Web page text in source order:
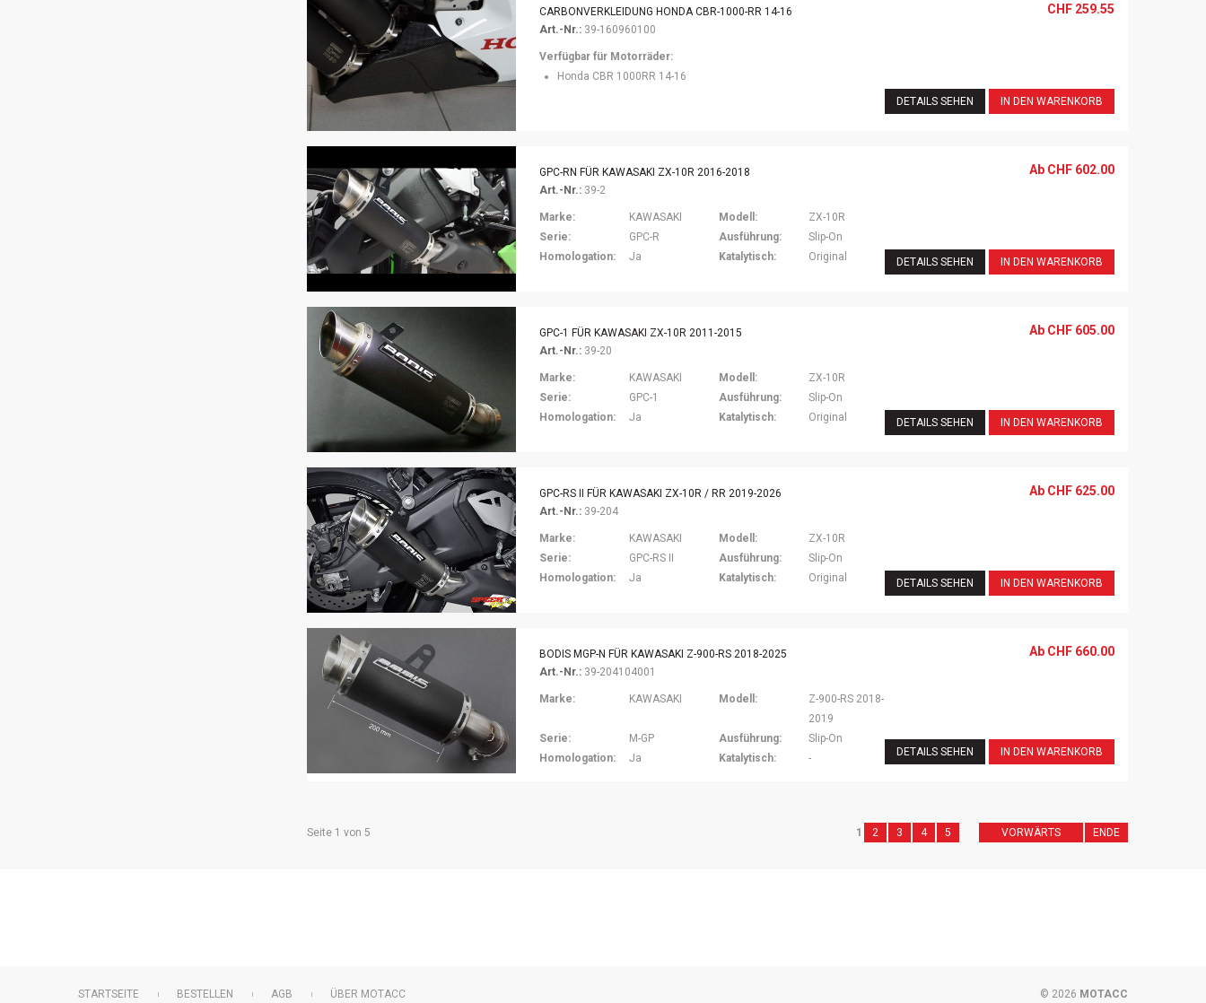
CARBONVERKLEIDUNG HONDA CBR-1000-RR 14-16
Art.-Nr.: 39-160960100
CHF 259.55
Verfügbar für Motorräder:
Honda CBR 1000RR 14-16
DETAILS SEHEN
IN DEN WARENKORB
GPC-RN FÜR KAWASAKI ZX-10R 2016-2018
Art.-Nr.: 39-2
Ab CHF 602.00
Marke: KAWASAKI Modell:
ZX-10R
Serie:
GPC-R Ausführung:
Slip-On
Homologation:
Ja Katalytisch: Original DETAILS SEHEN IN DEN WARENKORB
GPC-1 FÜR KAWASAKI ZX-10R 2011-2015
Art.-Nr.: 39-20
Ab CHF 605.00
Marke: KAWASAKI Modell:
ZX-10R
Serie:
GPC-1 Ausführung:
Slip-On
Homologation:
Ja Katalytisch: Original DETAILS SEHEN IN DEN WARENKORB
GPC-RS II FÜR KAWASAKI ZX-10R / RR 2019-2026
Art.-Nr.: 39-204
Ab CHF 625.00
Marke: KAWASAKI Modell:
ZX-10R
Serie:
GPC-RS II Ausführung:
Slip-On
Homologation:
Ja Katalytisch: Original DETAILS SEHEN IN DEN WARENKORB
BODIS MGP-N FÜR KAWASAKI Z-900-RS 2018-2025
Art.-Nr.: 39-204104001
Ab CHF 660.00
Marke: KAWASAKI Modell:
Z-900-RS 2018-
2019
Serie:
M-GP Ausführung:
Slip-On
Homologation:
Ja Katalytisch: - DETAILS SEHEN IN DEN WARENKORB
Seite 1 von 5 1 2 3 4 5 VORWÄRTS ENDE
Navigation
STARTSEITE BESTELLEN AGB ÜBER MOTACC © 2026 MOTACC